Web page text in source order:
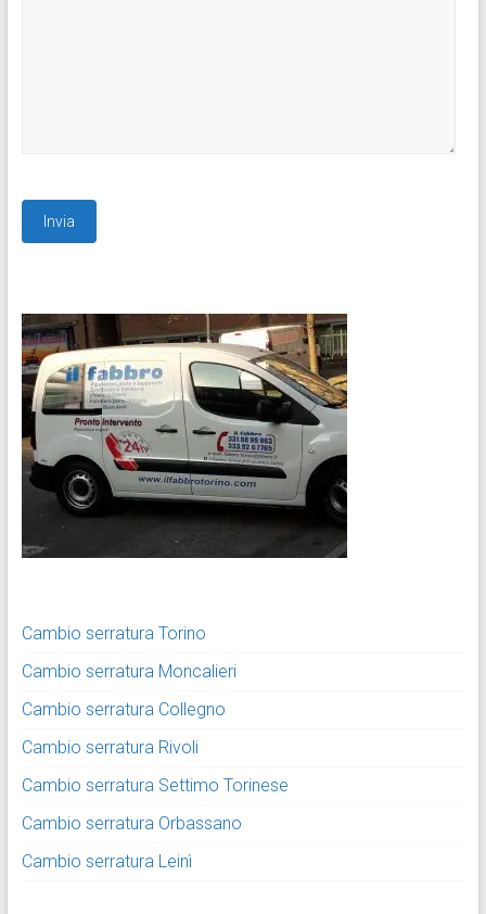
Cambio serratura Torino
Cambio serratura Moncalieri
Cambio serratura Collegno
Cambio serratura Rivoli
Cambio serratura Settimo Torinese
Cambio serratura Orbassano
Cambio serratura Leinì